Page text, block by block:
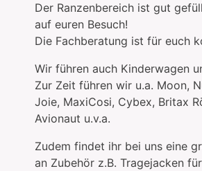
Der Ranzenbereich ist gut
auf euren Besuch!
Die Fachberatung ist für euch
Wir führen auch Kinderwagen
Zur Zeit führen wir u.a. Moon,
Joie, MaxiCosi, Cybex, Britax
Avionaut u.v.a.
Zudem findet ihr bei uns eine
an Zubehör z.B. Tragejacken